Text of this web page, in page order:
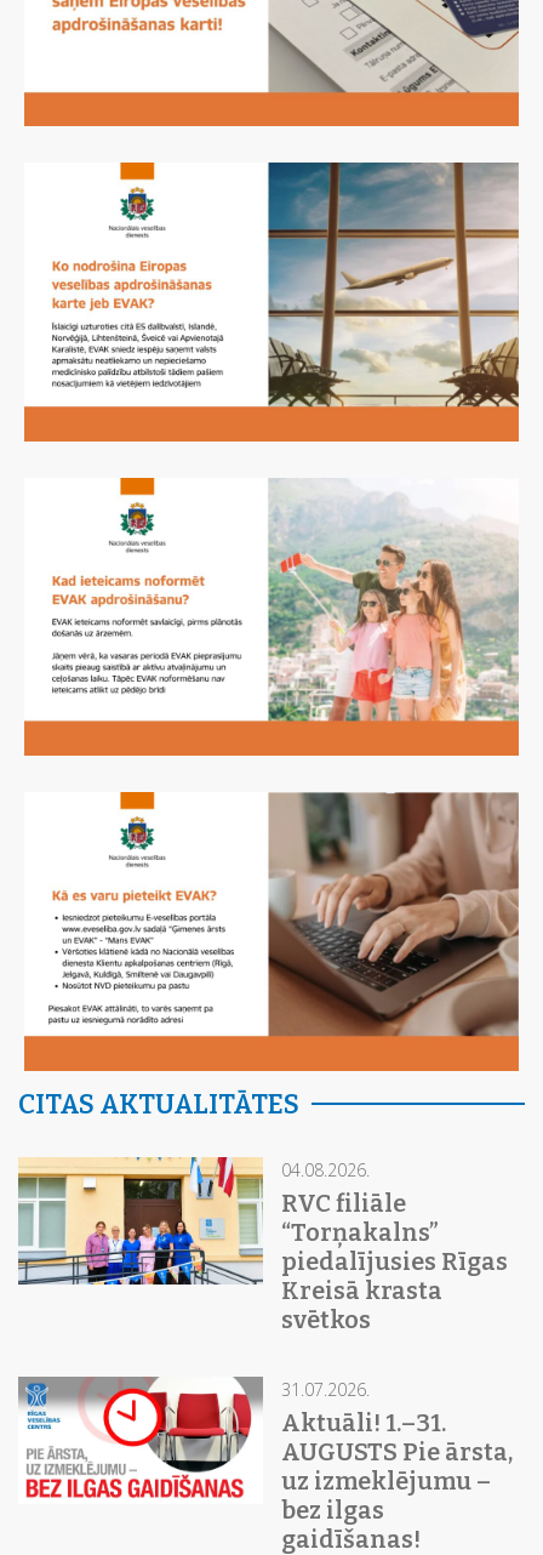
CITAS AKTUALITĀTES
04.08.2026.
RVC filiāle
“Torņakalns”
piedalījusies Rīgas
Kreisā krasta
svētkos
31.07.2026.
Aktuāli! 1.–31.
AUGUSTS Pie ārsta,
uz izmeklējumu –
bez ilgas
gaidīšanas!